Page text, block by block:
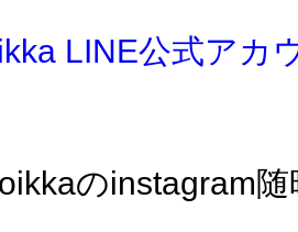
LINE公式アカ
のinstagram随